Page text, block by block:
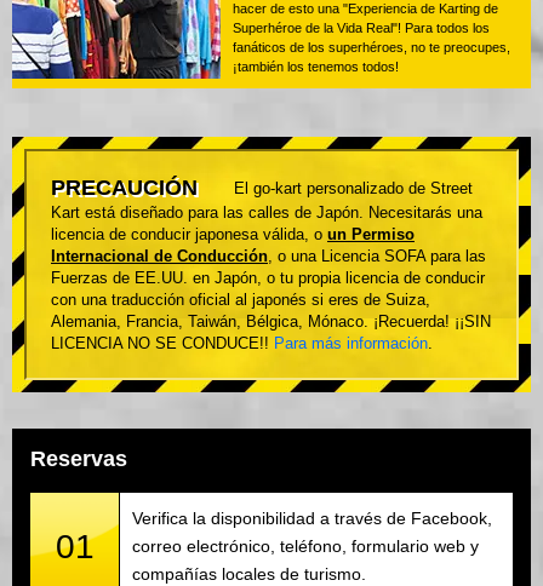
hacer de esto una "Experiencia de Karting de
Superhéroe de la Vida Real"! Para todos los
fanáticos de los superhéroes, no te preocupes,
¡también los tenemos todos!
PRECAUCIÓN
El go-kart personalizado de Street
Kart está diseñado para las calles de Japón. Necesitarás una
licencia de conducir japonesa válida, o un Permiso
Internacional de Conducción, o una Licencia SOFA para las
Fuerzas de EE.UU. en Japón, o tu propia licencia de conducir
con una traducción oficial al japonés si eres de Suiza,
Alemania, Francia, Taiwán, Bélgica, Mónaco. ¡Recuerda! ¡¡SIN
LICENCIA NO SE CONDUCE!! Para más información.
Reservas
01
Verifica la disponibilidad a través de Facebook,
correo electrónico, teléfono, formulario web y
compañías locales de turismo.